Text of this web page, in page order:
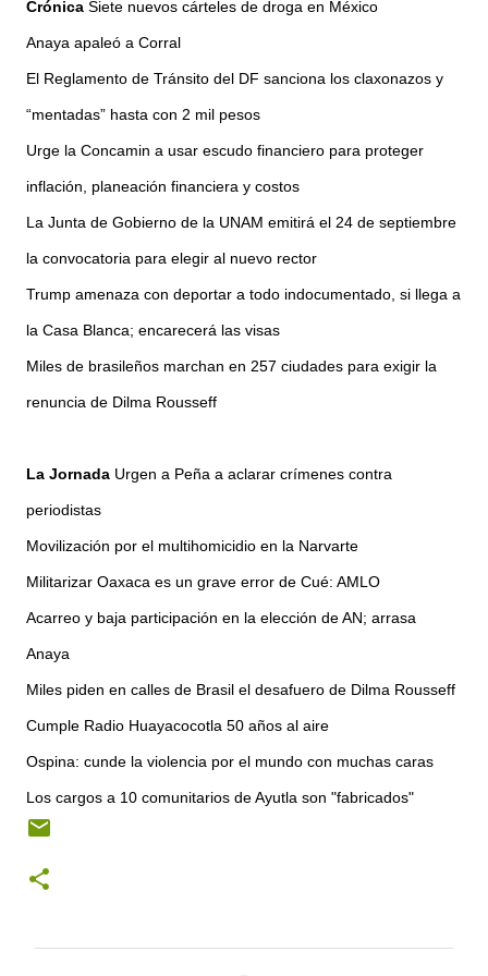
Crónica Siete nuevos cárteles de droga en México
Anaya apaleó a Corral
El Reglamento de Tránsito del DF sanciona los claxonazos y
“mentadas” hasta con 2 mil pesos
Urge la Concamin a usar escudo financiero para proteger
inflación, planeación financiera y costos
La Junta de Gobierno de la UNAM emitirá el 24 de septiembre
la convocatoria para elegir al nuevo rector
Trump amenaza con deportar a todo indocumentado, si llega a
la Casa Blanca; encarecerá las visas
Miles de brasileños marchan en 257 ciudades para exigir la
renuncia de Dilma Rousseff
La Jornada Urgen a Peña a aclarar crímenes contra
periodistas
Movilización por el multihomicidio en la Narvarte
Militarizar Oaxaca es un grave error de Cué: AMLO
Acarreo y baja participación en la elección de AN; arrasa
Anaya
Miles piden en calles de Brasil el desafuero de Dilma Rousseff
Cumple Radio Huayacocotla 50 años al aire
Ospina: cunde la violencia por el mundo con muchas caras
Los cargos a 10 comunitarios de Ayutla son "fabricados"